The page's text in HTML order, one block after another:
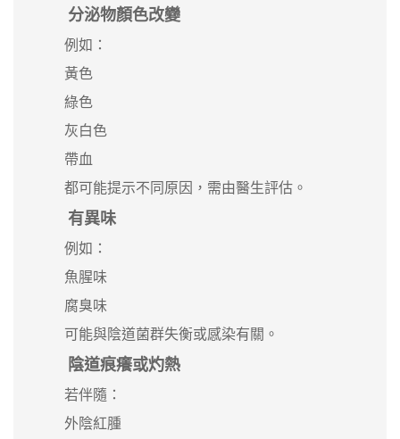
分泌物顏色改變
例如：
黃色
綠色
灰白色
帶血
都可能提示不同原因，需由醫生評估。
有異味
例如：
魚腥味
腐臭味
可能與陰道菌群失衡或感染有關。
陰道痕癢或灼熱
若伴隨：
外陰紅腫